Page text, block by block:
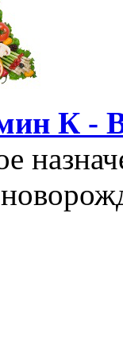
К -